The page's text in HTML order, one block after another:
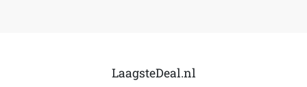
LaagsteDeal.nl